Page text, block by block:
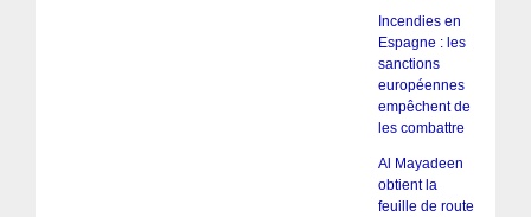
Incendies en
Espagne : les
sanctions
européennes
empêchent de
les combattre
Al Mayadeen
obtient la
feuille de route